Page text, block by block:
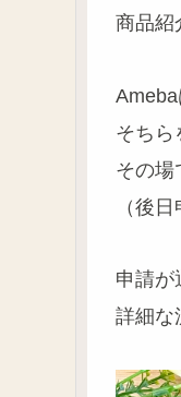
商品紹
そちら
その場
（後
申請が
詳細な